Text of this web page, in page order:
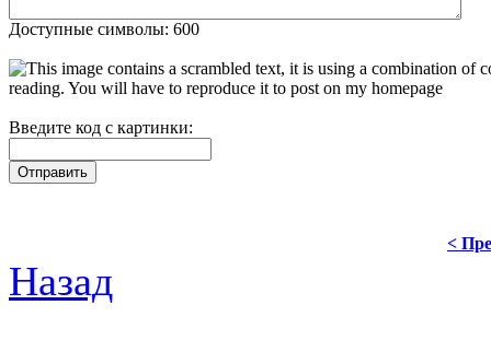
Доступные символы: 600
Введите код с картинки:
<
Назад